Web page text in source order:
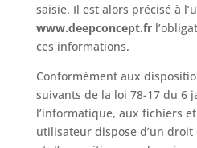
saisie. Il est alors précisé à
www.deepconcept.fr
ces informations.
Conformément aux
suivants de la loi 78-17 du 6
l’informatique, aux fichiers
utilisateur dispose d’un droit